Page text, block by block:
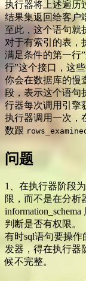
执行器将上述遍历
结果集返回给客户
至此，这个语句就
对于有索引的表，
满足条件的第一行
行”这个接口，这
你会在数据库的慢
段，表示这个语句
行器每次调用引擎
执行器调用一次，
数跟
问题
1、在执行器阶段
限，而不是在分析
判断是否有权限。
有时sql语句要操
发器，得在执行器
候不完整。